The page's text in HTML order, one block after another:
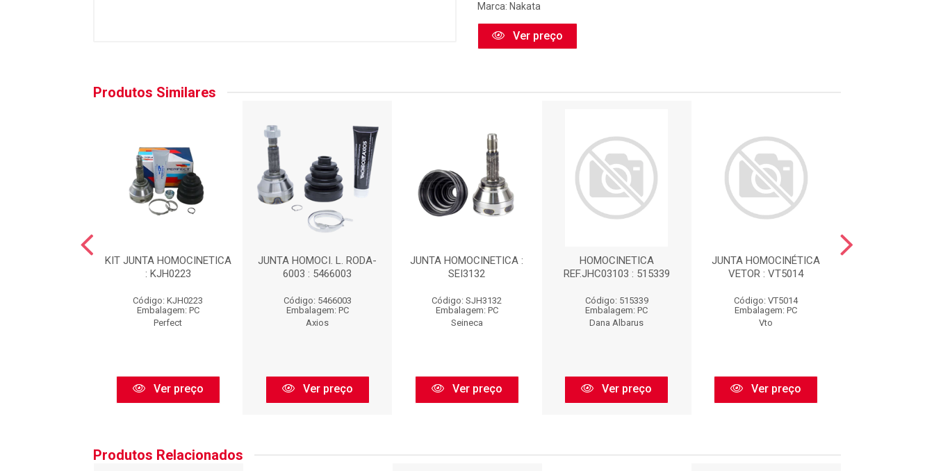
Marca: Nakata
Ver preço
Produtos Similares
KIT JUNTA HOMOCINETICA
: KJH0223
Código: KJH0223
Embalagem: PC
Perfect
Ver preço
JUNTA HOMOCI. L. RODA-
6003 : 5466003
Código: 5466003
Embalagem: PC
Axios
Ver preço
JUNTA HOMOCINETICA :
SEI3132
Código: SJH3132
Embalagem: PC
Seineca
Ver preço
HOMOCINETICA
REF.JHC03103 : 515339
Código: 515339
Embalagem: PC
Dana Albarus
Ver preço
JUNTA HOMOCINÉTICA
VETOR : VT5014
Código: VT5014
Embalagem: PC
Vto
Ver preço
Produtos Relacionados